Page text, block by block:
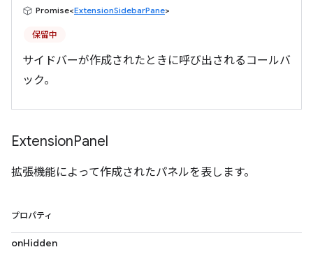
Promise<ExtensionSidebarPane>
保留中
サイドバーが作成されたときに呼び出されるコールバ
ック。
ExtensionPanel
拡張機能によって作成されたパネルを表します。
プロパティ
onHidden